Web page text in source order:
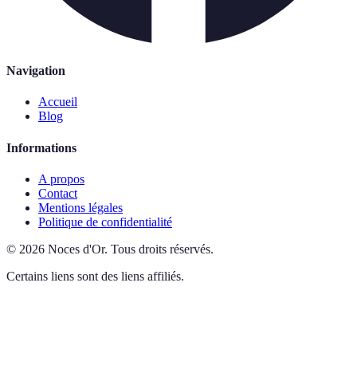
Navigation
Accueil
Blog
Informations
A propos
Contact
Mentions légales
Politique de confidentialité
© 2026 Noces d'Or. Tous droits réservés.
Certains liens sont des liens affiliés.